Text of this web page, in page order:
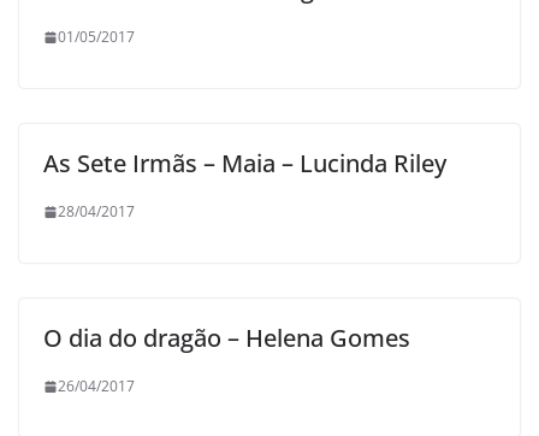
01/05/2017
As Sete Irmãs – Maia – Lucinda Riley
28/04/2017
O dia do dragão – Helena Gomes
26/04/2017